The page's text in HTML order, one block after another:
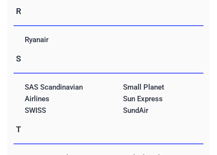
R
Ryanair
S
SAS Scandinavian
Airlines
SWISS
Small Planet
Sun Express
SundAir
T